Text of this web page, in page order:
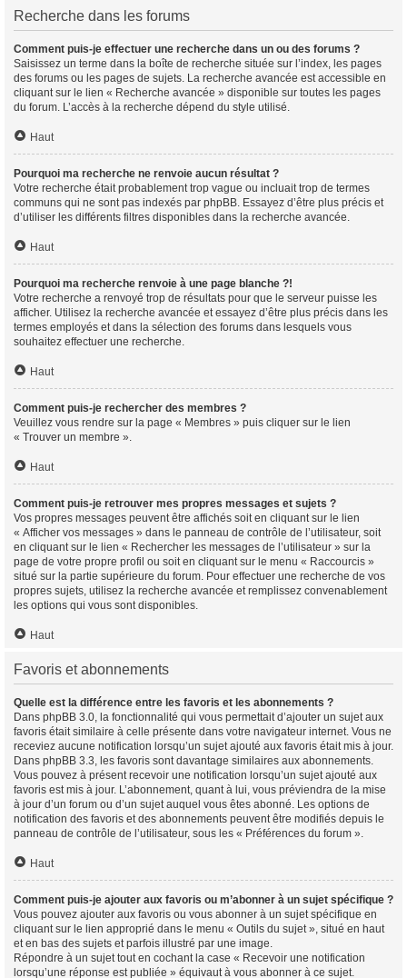
Recherche dans les forums
Comment puis-je effectuer une recherche dans un ou des forums ?
Saisissez un terme dans la boîte de recherche située sur l’index, les pages
des forums ou les pages de sujets. La recherche avancée est accessible en
cliquant sur le lien « Recherche avancée » disponible sur toutes les pages
du forum. L’accès à la recherche dépend du style utilisé.
Haut
Pourquoi ma recherche ne renvoie aucun résultat ?
Votre recherche était probablement trop vague ou incluait trop de termes
communs qui ne sont pas indexés par phpBB. Essayez d’être plus précis et
d’utiliser les différents filtres disponibles dans la recherche avancée.
Haut
Pourquoi ma recherche renvoie à une page blanche ?!
Votre recherche a renvoyé trop de résultats pour que le serveur puisse les
afficher. Utilisez la recherche avancée et essayez d’être plus précis dans les
termes employés et dans la sélection des forums dans lesquels vous
souhaitez effectuer une recherche.
Haut
Comment puis-je rechercher des membres ?
Veuillez vous rendre sur la page « Membres » puis cliquer sur le lien
« Trouver un membre ».
Haut
Comment puis-je retrouver mes propres messages et sujets ?
Vos propres messages peuvent être affichés soit en cliquant sur le lien
« Afficher vos messages » dans le panneau de contrôle de l’utilisateur, soit
en cliquant sur le lien « Rechercher les messages de l’utilisateur » sur la
page de votre propre profil ou soit en cliquant sur le menu « Raccourcis »
situé sur la partie supérieure du forum. Pour effectuer une recherche de vos
propres sujets, utilisez la recherche avancée et remplissez convenablement
les options qui vous sont disponibles.
Haut
Favoris et abonnements
Quelle est la différence entre les favoris et les abonnements ?
Dans phpBB 3.0, la fonctionnalité qui vous permettait d’ajouter un sujet aux
favoris était similaire à celle présente dans votre navigateur internet. Vous ne
receviez aucune notification lorsqu’un sujet ajouté aux favoris était mis à jour.
Dans phpBB 3.3, les favoris sont davantage similaires aux abonnements.
Vous pouvez à présent recevoir une notification lorsqu’un sujet ajouté aux
favoris est mis à jour. L’abonnement, quant à lui, vous préviendra de la mise
à jour d’un forum ou d’un sujet auquel vous êtes abonné. Les options de
notification des favoris et des abonnements peuvent être modifiés depuis le
panneau de contrôle de l’utilisateur, sous les « Préférences du forum ».
Haut
Comment puis-je ajouter aux favoris ou m’abonner à un sujet spécifique ?
Vous pouvez ajouter aux favoris ou vous abonner à un sujet spécifique en
cliquant sur le lien approprié dans le menu « Outils du sujet », situé en haut
et en bas des sujets et parfois illustré par une image.
Répondre à un sujet tout en cochant la case « Recevoir une notification
lorsqu’une réponse est publiée » équivaut à vous abonner à ce sujet.